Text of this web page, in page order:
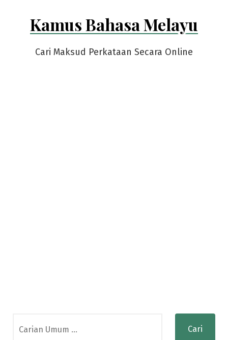
Kamus Bahasa Melayu
Cari Maksud Perkataan Secara Online
for: